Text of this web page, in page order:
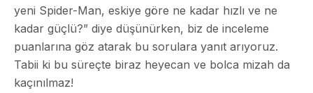
yeni Spider-Man, eskiye göre ne kadar hızlı ve ne
kadar güçlü?” diye düşünürken, biz de inceleme
puanlarına göz atarak bu sorulara yanıt arıyoruz.
Tabii ki bu süreçte biraz heyecan ve bolca mizah da
kaçınılmaz!